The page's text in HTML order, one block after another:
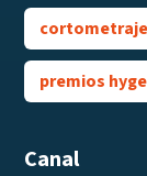
premios
Canal